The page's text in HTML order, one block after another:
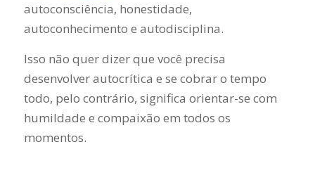
autoconsciência, honestidade,
autoconhecimento e autodisciplina.
Isso não quer dizer que você precisa
desenvolver autocrítica e se cobrar o tempo
todo, pelo contrário, significa orientar-se com
humildade e compaixão em todos os
momentos.